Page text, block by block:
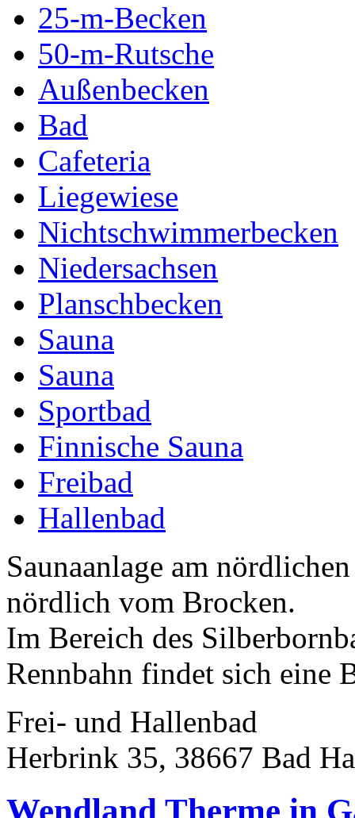
25-m-Becken
50-m-Rutsche
Außenbecken
Bad
Cafeteria
Liegewiese
Nichtschwimmerbecken
Niedersachsen
Planschbecken
Sauna
Sauna
Sportbad
Finnische Sauna
Freibad
Hallenbad
Saunaanlage am
nördlich vom Brocken.
Im Bereich des
Rennbahn findet sich eine
Frei- und Hallenbad
Herbrink 35, 38667 Bad
Wendland Therme in